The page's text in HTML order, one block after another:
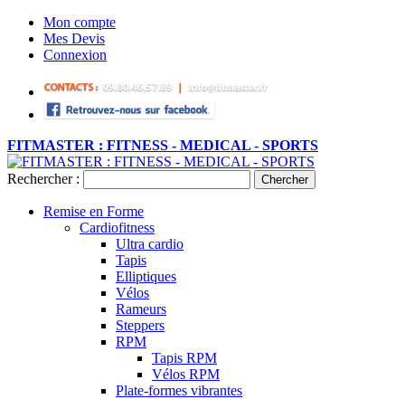
Mon compte
Mes Devis
Connexion
FITMASTER : FITNESS - MEDICAL - SPORTS
Rechercher : Chercher
Remise en Forme
Cardiofitness
Ultra cardio
Tapis
Elliptiques
Vélos
Rameurs
Steppers
RPM
Tapis RPM
Vélos RPM
Plate-formes vibrantes